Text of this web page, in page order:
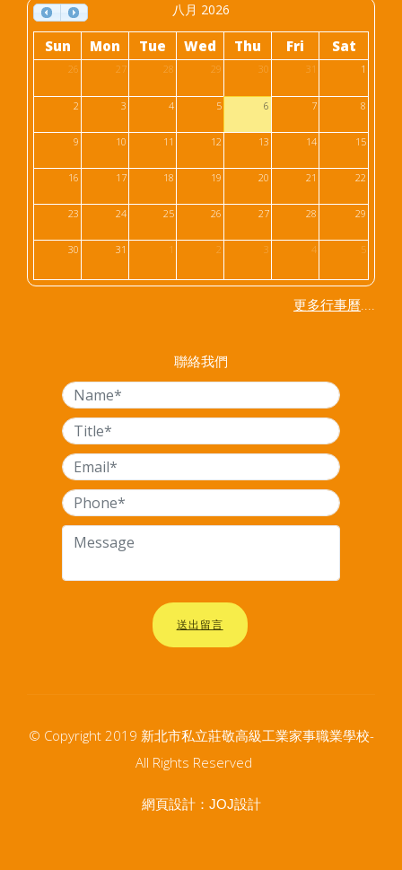
八月 2026
Sun Mon Tue Wed Thu Fri Sat
26 27 28 29 30 31 1
2 3 4 5 6 7 8
9 10 11 12 13 14 15
16 17 18 19 20 21 22
23 24 25 26 27 28 29
30 31 1 2 3 4 5
更多行事曆....
聯絡我們
送出留言
© Copyright 2019 新北市私立莊敬高級工業家事職業學校-
All Rights Reserved
網頁設計： JOJ設計